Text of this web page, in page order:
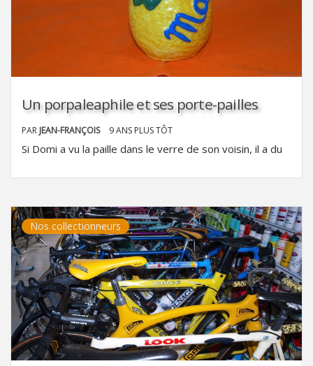
Un porpaleaphile et ses porte-pailles
PAR JEAN-FRANÇOIS 9 ANS PLUS TÔT
Si Domi a vu la paille dans le verre de son voisin, il a du
Nos collectionneurs